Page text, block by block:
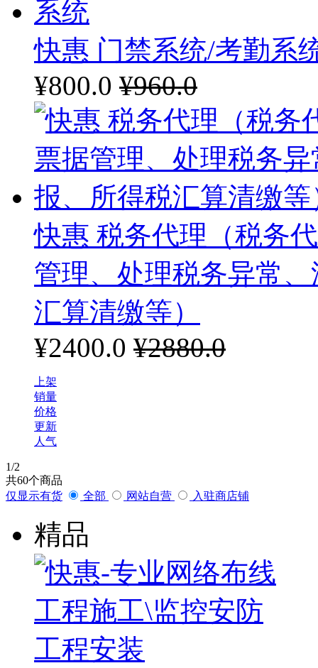
快惠 门禁系统/考勤系
¥800.0 ¥960.0
快惠 税务代理（税务
管理、处理税务异常
汇算清缴等）
¥2400.0 ¥2880.0
上架
销量
价格
更新
人气
1/2
共60个商品
仅显示有货
全部 网站自营 入驻商店铺
精品